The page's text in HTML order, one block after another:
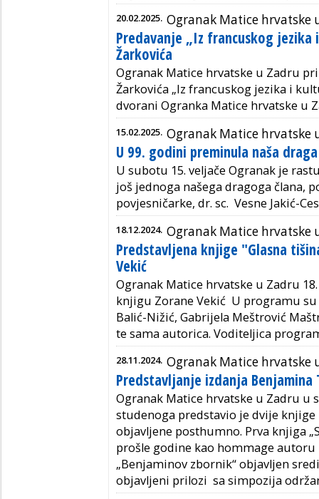
20.02.2025. Ogranak Matice hrvatske
Predavanje „Iz francuskog
Žarkovića
Ogranak Matice hrvatske u Zadru
Žarkovića „Iz francuskog jezika i
dvorani Ogranka Matice hrvatske u
15.02.2025. Ogranak Matice hrvatske
U 99. godini preminula naša
U subotu 15. veljače Ogranak je
još jednoga našega dragoga člana,
povjesničarke, dr. sc. Vesne Jakić-
18.12.2024. Ogranak Matice hrvatske
Predstavljena knjige "Glasna
Vekić
Ogranak Matice hrvatske u Zadru
knjigu Zorane Vekić U programu
Balić-Nižić, Gabrijela Meštrović
te sama autorica. Voditeljica
28.11.2024. Ogranak Matice hrvatske
Predstavljanje izdanja Benjamina
Ogranak Matice hrvatske u Zadru u
studenoga predstavio je dvije
objavljene posthumno. Prva knjiga
prošle godine kao hommage
„Benjaminov zbornik“ objavljen
objavljeni prilozi sa simpozija